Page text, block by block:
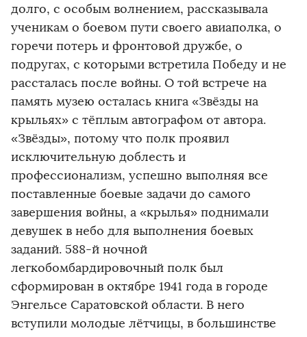
долго, с особым волнением, рассказывала
ученикам о боевом пути своего авиаполка, о
горечи потерь и фронтовой дружбе, о
подругах, с которыми встретила Победу и не
рассталась после войны. О той встрече на
память музею осталась книга «Звёзды на
крыльях» с тёплым автографом от автора.
«Звёзды», потому что полк проявил
исключительную доблесть и
профессионализм, успешно выполняя все
поставленные боевые задачи до самого
завершения войны, а «крылья» поднимали
девушек в небо для выполнения боевых
заданий. 588-й ночной
легкобомбардировочный полк был
сформирован в октябре 1941 года в городе
Энгельсе Саратовской области. В него
вступили молодые лётчицы, в большинстве